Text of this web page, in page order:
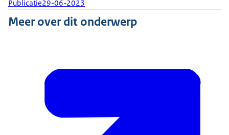
Publicatie29-06-2023
Meer over dit onderwerp